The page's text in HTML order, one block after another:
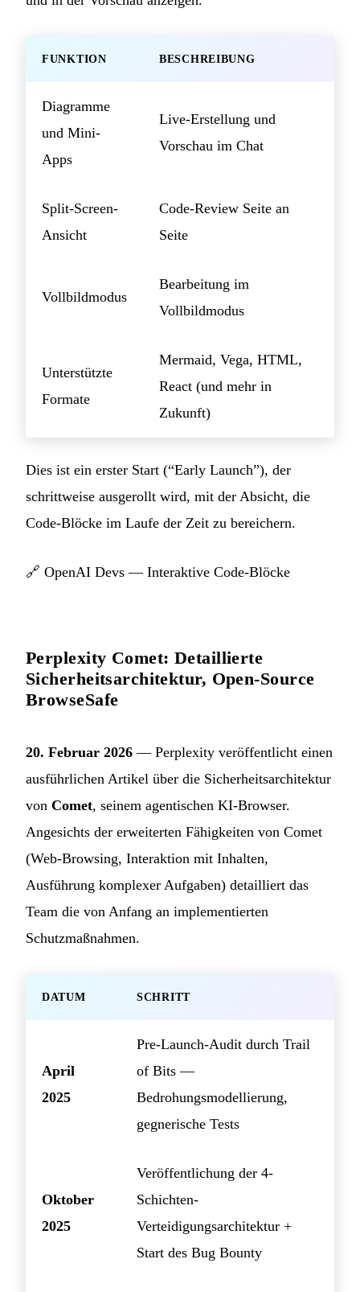
FUNKTION BESCHREIBUNG
Diagramme
und Mini-
Apps
Live-Erstellung und
Vorschau im Chat
Split-Screen-
Ansicht
Code-Review Seite an
Seite
Vollbildmodus
Bearbeitung im
Vollbildmodus
Unterstützte
Formate
Mermaid, Vega, HTML,
React (und mehr in
Zukunft)
Dies ist ein erster Start (“Early Launch”), der
schrittweise ausgerollt wird, mit der Absicht, die
Code-Blöcke im Laufe der Zeit zu bereichern.
🔗 OpenAI Devs — Interaktive Code-Blöcke
Perplexity Comet: Detaillierte
Sicherheitsarchitektur, Open-Source
BrowseSafe
20. Februar 2026 — Perplexity veröffentlicht einen
ausführlichen Artikel über die Sicherheitsarchitektur
von Comet, seinem agentischen KI-Browser.
Angesichts der erweiterten Fähigkeiten von Comet
(Web-Browsing, Interaktion mit Inhalten,
Ausführung komplexer Aufgaben) detailliert das
Team die von Anfang an implementierten
Schutzmaßnahmen.
DATUM SCHRITT
April
2025
Pre-Launch-Audit durch Trail
of Bits —
Bedrohungsmodellierung,
gegnerische Tests
Oktober
2025
Veröffentlichung der 4-
Schichten-
Verteidigungsarchitektur +
Start des Bug Bounty